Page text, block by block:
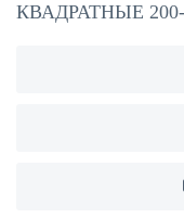
КВАДРАТНЫЕ